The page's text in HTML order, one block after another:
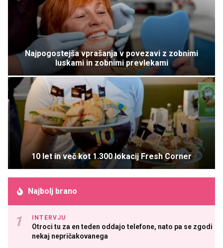
Najpogostejša vprašanja v povezavi z zobnimi
luskami in zobnimi prevlekami
10 let in več kot 1.300 lokacij Fresh Corner
Najbolj brano
INTERVJU
Otroci tu za en teden oddajo telefone, nato pa se zgodi
nekaj nepričakovanega